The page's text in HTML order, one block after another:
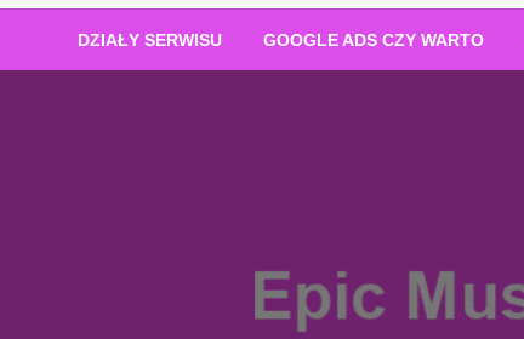
DZIAŁY SERWISU GOOGLE ADS CZY WARTO